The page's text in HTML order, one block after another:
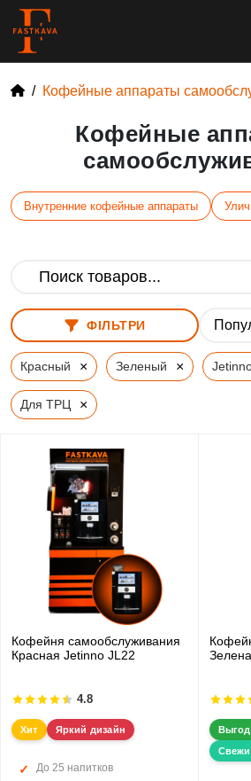
Кофейные аппараты
Кофейные
Внутренние кофейные аппараты
ФІЛЬТРИ
Красный × Зеленый ×
Для ТРЦ ×
Кофейня самообслуживания
Красная Jetinno JL22
4.8
Хит Яркий дизайн
До 25 напитков